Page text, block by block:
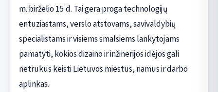
m. birželio 15 d. Tai gera proga technologijų
entuziastams, verslo atstovams, savivaldybių
specialistams ir visiems smalsiems lankytojams
pamatyti, kokios dizaino ir inžinerijos idėjos gali
netrukus keisti Lietuvos miestus, namus ir darbo
aplinkas.